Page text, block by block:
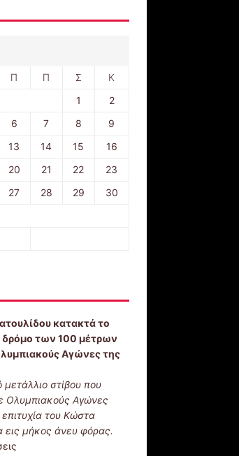
Π Π Σ Κ
1
2
6 7 8
9
13 14 15
16
20 21 22
23
27 28 29
30
κατακτά το
δρόμο των 100 μέτρων
Αγώνες της
στίβου που
Ολυμπιακούς Αγώνες
του Κώστα
εις μήκος άνευ φόρας.